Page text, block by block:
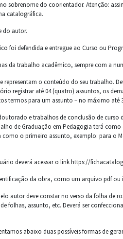
sobrenome do coorientador. Atenção:
catalográfica.
do autor.
foi defendida e entregue ao Curso ou
da trabalho acadêmico, sempre com a
representam o conteúdo do seu trabalho.
registrar até 04 (quatro) assuntos, os
termos para um assunto – no máximo até
e trabalhos de conclusão de
de Graduação em Pedagogia terá
o primeiro assunto, exemplo: para o
deverá acessar o link https://
da obra, como um arquivo pdf
autor deve constar no verso da folha de
folhas, assunto, etc. Deverá ser
abaixo duas possíveis formas de